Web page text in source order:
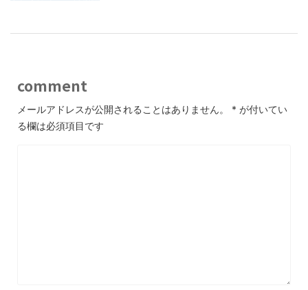
comment
メールアドレスが公開されることはありません。 * が付いてい
る欄は必須項目です